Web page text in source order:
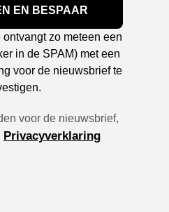
EN BESPAAR
zo meteen een
in de SPAM) met een
voor de nieuwsbrief te
voor de nieuwsbrief,
Privacyverklaring